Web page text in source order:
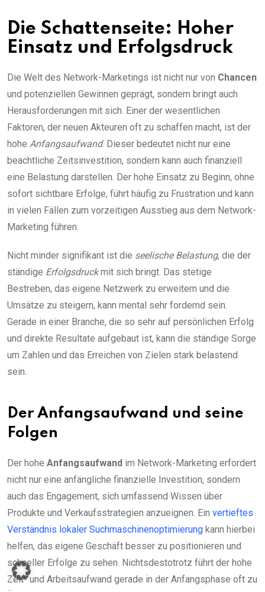
Die Schattenseite: Hoher
Einsatz und Erfolgsdruck
Die Welt des Network-Marketings ist nicht nur von Chancen
und potenziellen Gewinnen geprägt, sondern bringt auch
Herausforderungen mit sich. Einer der wesentlichen
Faktoren, der neuen Akteuren oft zu schaffen macht, ist der
hohe Anfangsaufwand. Dieser bedeutet nicht nur eine
beachtliche Zeitsinvestition, sondern kann auch finanziell
eine Belastung darstellen. Der hohe Einsatz zu Beginn, ohne
sofort sichtbare Erfolge, führt häufig zu Frustration und kann
in vielen Fällen zum vorzeitigen Ausstieg aus dem Network-
Marketing führen.
Nicht minder signifikant ist die seelische Belastung, die der
ständige Erfolgsdruckmit sich bringt. Das stetige
Bestreben, das eigene Netzwerk zu erweitern und die
Umsätze zu steigern, kann mental sehr fordernd sein.
Gerade in einer Branche, die so sehr auf persönlichen Erfolg
und direkte Resultate aufgebaut ist, kann die ständige Sorge
um Zahlen und das Erreichen von Zielen stark belastend
sein.
Der Anfangsaufwand und seine
Folgen
Der hohe Anfangsaufwand im Network-Marketing erfordert
nicht nur eine anfängliche finanzielle Investition, sondern
auch das Engagement, sich umfassend Wissen über
Produkte und Verkaufsstrategien anzueignen. Ein vertieftes
Verständnis lokaler Suchmaschinenoptimierung kann hierbei
helfen, das eigene Geschäft besser zu positionieren und
schneller Erfolge zu sehen. Nichtsdestotrotz führt der hohe
Zeit- und Arbeitsaufwand gerade in der Anfangsphase oft zu